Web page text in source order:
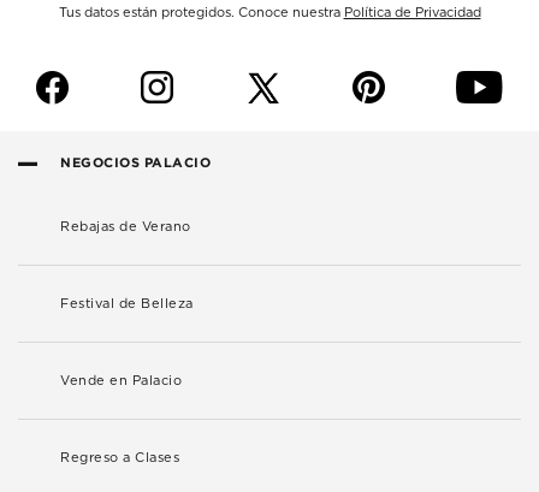
Tus datos están protegidos. Conoce nuestra Política de Privacidad
f i p y
NEGOCIOS PALACIO
Rebajas de Verano
Festival de Belleza
Vende en Palacio
Regreso a Clases